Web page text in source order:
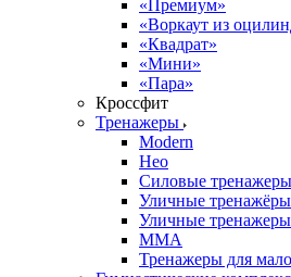
«Премиум»
«Воркаут из
«Квадрат»
«Мини»
«Пара»
Кроссфит
Тренажеры
Modern
Нео
Силовые тренажеры
Уличные тренажёры
Уличные
ММА
Тренажеры для